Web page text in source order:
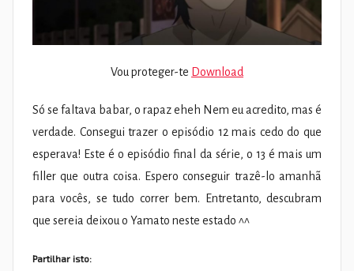
Vou proteger-te Download
Só se faltava babar, o rapaz eheh Nem eu acredito, mas é
verdade. Consegui trazer o episódio 12 mais cedo do que
esperava! Este é o episódio final da série, o 13 é mais um
filler que outra coisa. Espero conseguir trazê-lo amanhã
para vocês, se tudo correr bem. Entretanto, descubram
que sereia deixou o Yamato neste estado ^^
Partilhar isto: